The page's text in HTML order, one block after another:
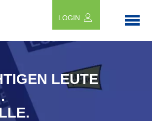
LOGIN
LEUTE